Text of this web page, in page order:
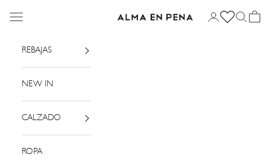
Alma en Pena
Menú Iniciar sesión
Buscar
Cesta
REBAJAS
NEW IN
CALZADO
ROPA